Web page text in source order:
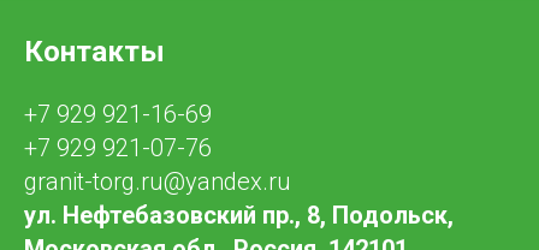
Контакты
+7 929 921-16-69
+7 929 921-07-76
granit-torg.ru@yandex.ru
ул. Нефтебазовский пр., 8, Подольск,